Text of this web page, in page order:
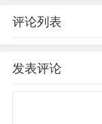
评论列表
发表评论